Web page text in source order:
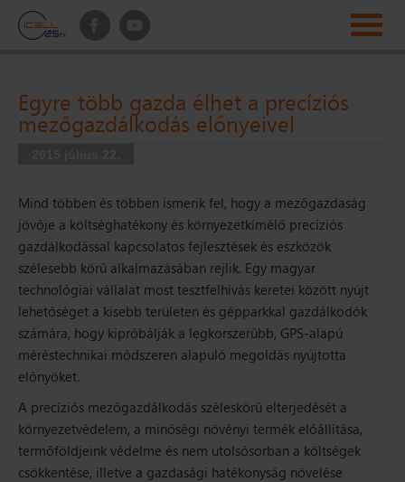
Egyre több gazda élhet a precíziós
mezőgazdálkodás előnyeivel
Mind többen és többen ismerik fel, hogy a mezőgazdaság
jövője a költséghatékony és környezetkímélő precíziós
gazdálkodással kapcsolatos fejlesztések és eszközök
szélesebb körű alkalmazásában rejlik. Egy magyar
technológiai vállalat most tesztfelhívás keretei között nyújt
lehetőséget a kisebb területen és gépparkkal gazdálkodók
számára, hogy kipróbálják a legkorszerűbb, GPS-alapú
méréstechnikai módszeren alapuló megoldás nyújtotta
előnyöket.
A precíziós mezőgazdálkodás széleskörű elterjedését a
környezetvédelem, a minőségi növényi termék előállítása,
termőföldjeink védelme és nem utolsósorban a költségek
csökkentése, illetve a gazdasági hatékonyság növelése